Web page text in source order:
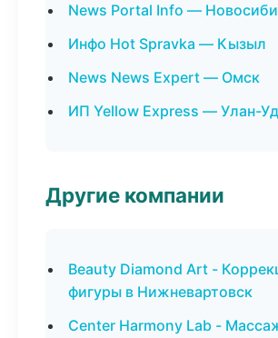
News Portal Info —
Инфо Hot Spravka — Кызыл
News News Expert — Омск
ИП Yellow Express — Улан-
Другие компании
Beauty Diamond Art -
фигуры в Нижневартовск
Center Harmony Lab -